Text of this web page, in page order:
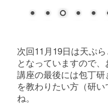
次回11月19日は天ぷ
となっていますので、
講座の最後には包丁
を教わりたい方（研
ね。